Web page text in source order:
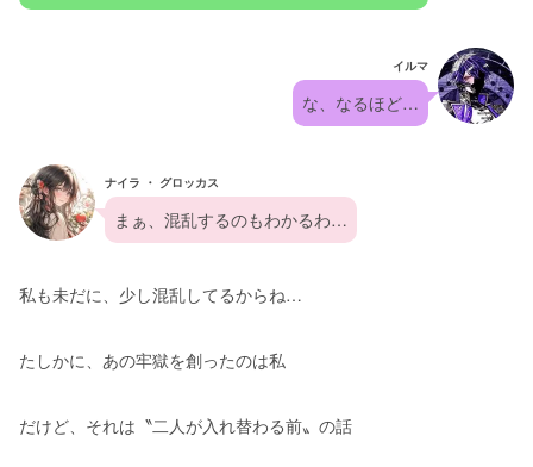
イルマ
な、なるほど…
ナイラ ・ グロッカス
まぁ、混乱するのもわかるわ…
私も未だに、少し混乱してるからね…
たしかに、あの牢獄を創ったのは私
だけど、それは〝二人が入れ替わる前〟の話